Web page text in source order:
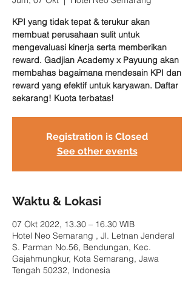
KPI yang tidak tepat & terukur akan
membuat perusahaan sulit untuk
mengevaluasi kinerja serta memberikan
reward. Gadjian Academy x Payuung akan
membahas bagaimana mendesain KPI dan
reward yang efektif untuk karyawan. Daftar
sekarang! Kuota terbatas!
Registration is Closed
See other events
Waktu & Lokasi
07 Okt 2022, 13.30 – 16.30 WIB
Hotel Neo Semarang , Jl. Letnan Jenderal
S. Parman No.56, Bendungan, Kec.
Gajahmungkur, Kota Semarang, Jawa
Tengah 50232, Indonesia